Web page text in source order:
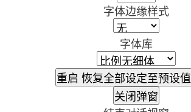
字体边缘样式
字体库
重启 恢复全部设定至预设值
关闭弹窗